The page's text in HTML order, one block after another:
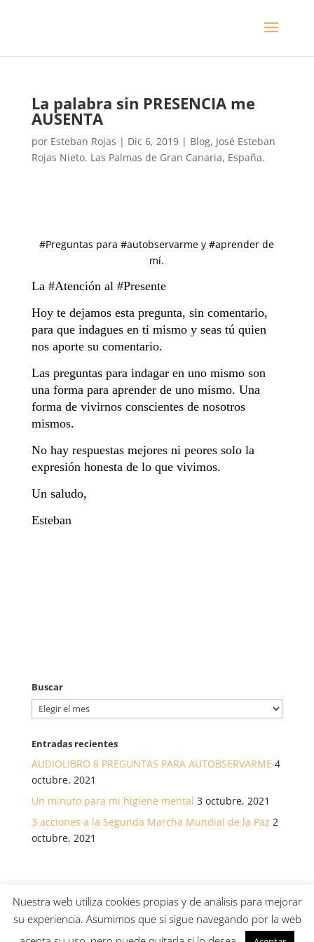
La palabra sin PRESENCIA me
AUSENTA
por Esteban Rojas | Dic 6, 2019| Blog, José Esteban
Rojas Nieto. Las Palmas de Gran Canaria, España.
#Preguntas para #autobservarme y #aprender de
mí.
La #Atención al #Presente
Hoy te dejamos esta pregunta, sin comentario,
para que indagues en ti mismo y seas tú quien
nos aporte su comentario.
Las preguntas para indagar en uno mismo son
una forma para aprender de uno mismo. Una
forma de vivirnos conscientes de nosotros
mismos.
No hay respuestas mejores ni peores solo la
expresión honesta de lo que vivimos.
Un saludo,
Esteban
Buscar
Buscar
Entradas recientes
AUDIOLIBRO 8 PREGUNTAS PARA AUTOBSERVARME 4
octubre, 2021
Un minuto para mi higiene mental 3 octubre, 2021
3 acciones a la Segunda Marcha Mundial de la Paz 2
octubre, 2021
© Asociación canaria para el desarrollo de la salud a
Nuestra web utiliza cookies propias y de análisis para mejorar
su experiencia. Asumimos que si sigue navegando por la web